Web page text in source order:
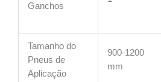
Ganchos
Tamanho do
Pneus de
Aplicação
900-1200
mm